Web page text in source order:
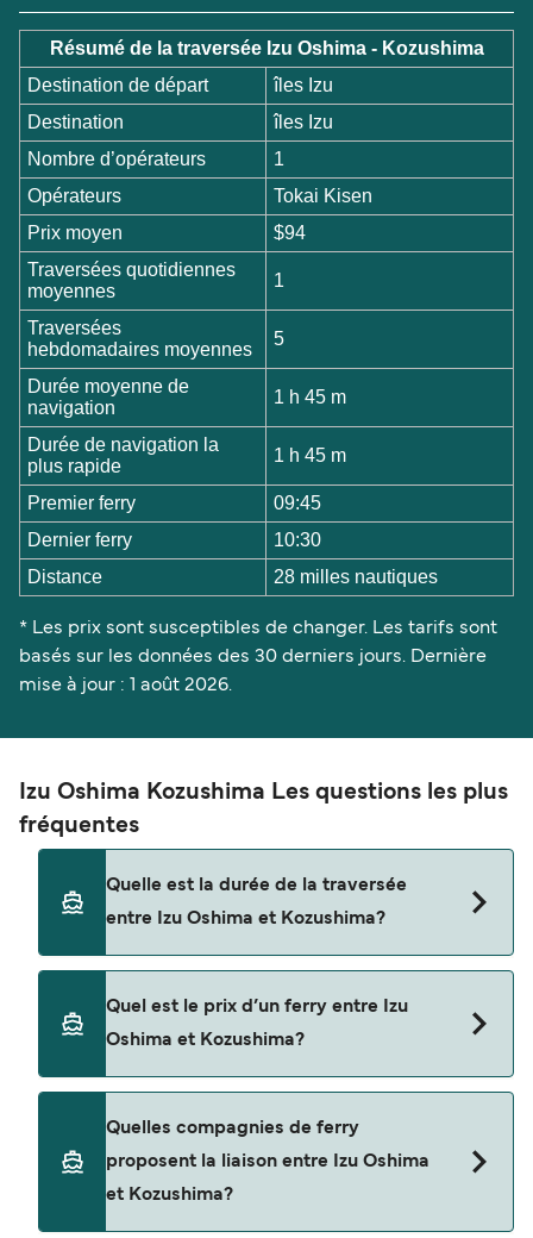
Résumé de la traversée Izu Oshima - Kozushima
Destination de départ
îles Izu
Destination
îles Izu
Nombre d’opérateurs
1
Opérateurs
Tokai Kisen
Prix moyen
$94
Traversées quotidiennes
moyennes
1
Traversées
hebdomadaires moyennes
5
Durée moyenne de
navigation
1 h 45 m
Durée de navigation la
plus rapide
1 h 45 m
Premier ferry
09:45
Dernier ferry
10:30
Distance
28 milles nautiques
* Les prix sont susceptibles de changer. Les tarifs sont
basés sur les données des 30 derniers jours. Dernière
mise à jour : 1 août 2026.
Izu Oshima Kozushima Les questions les plus
fréquentes
Quelle est la durée de la traversée
entre Izu Oshima et Kozushima?
est d'environ 1 heure 45 minutes. La durée des
traversées peut varier d'une saison à l'autre. Nous
vous conseillons donc de vérifier ce qu'il en est,
Quel est le prix d’un ferry entre Izu
Oshima et Kozushima?
Kozushima peut varier selon la saison. Le prix
moyen de Izu Oshima à Kozushima est de $94.
Prix hors frais de réservation.
Quelles compagnies de ferry
proposent la liaison entre Izu Oshima
et Kozushima?